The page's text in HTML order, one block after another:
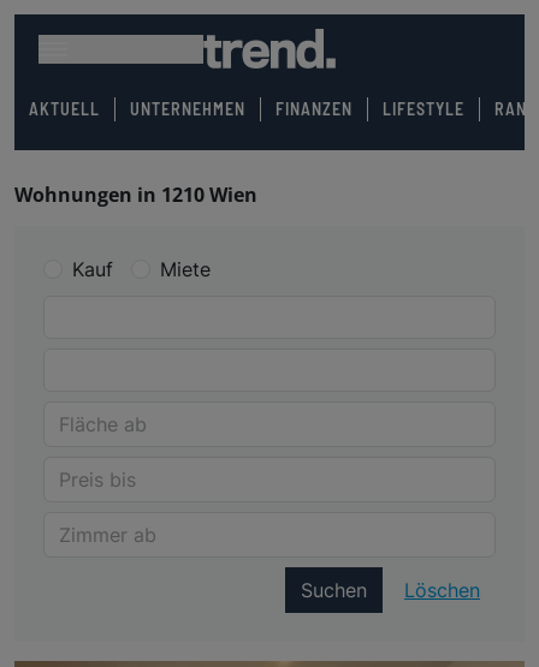
AKTUELL UNTERNEHMEN FINANZEN LIFESTYLE
Wohnungen in 1210 Wien
Kauf Miete
Suchen Löschen